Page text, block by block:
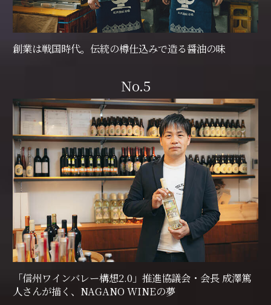
創業は戦国時代。伝統の樽仕込みで造る醤油の味
No.5
「信州ワインバレー構想2.0」推進協議会・会長 成澤篤
人さんが描く、NAGANO WINEの夢